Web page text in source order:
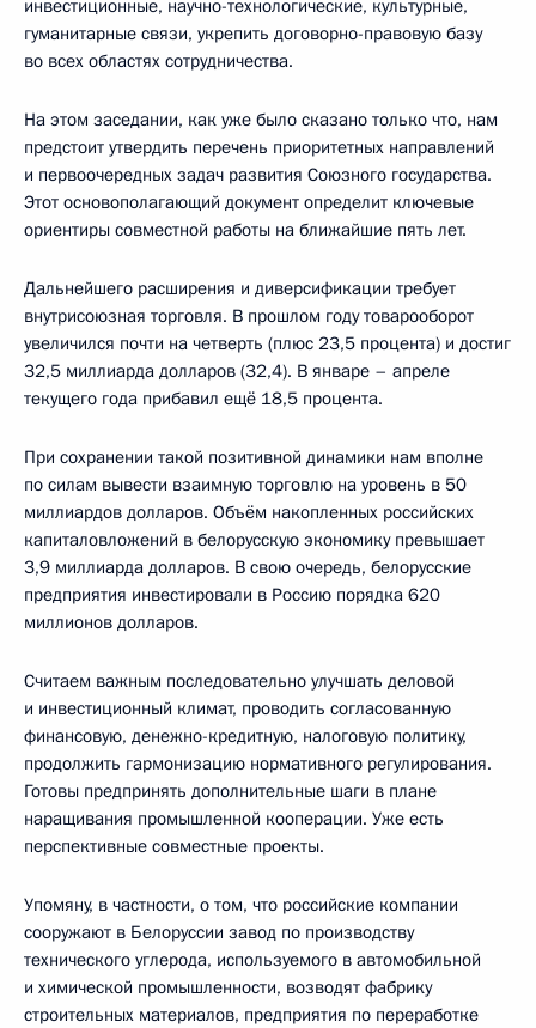
инвестиционные, научно-технологические, культурные,
гуманитарные связи, укрепить договорно-правовую базу
во всех областях сотрудничества.
На этом заседании, как уже было сказано только что, нам
предстоит утвердить перечень приоритетных направлений
и первоочередных задач развития Союзного государства.
Этот основополагающий документ определит ключевые
ориентиры совместной работы на ближайшие пять лет.
Дальнейшего расширения и диверсификации требует
внутрисоюзная торговля. В прошлом году товарооборот
увеличился почти на четверть (плюс 23,5 процента) и достиг
32,5 миллиарда долларов (32,4). В январе – апреле
текущего года прибавил ещё 18,5 процента.
При сохранении такой позитивной динамики нам вполне
по силам вывести взаимную торговлю на уровень в 50
миллиардов долларов. Объём накопленных российских
капиталовложений в белорусскую экономику превышает
3,9 миллиарда долларов. В свою очередь, белорусские
предприятия инвестировали в Россию порядка 620
миллионов долларов.
Считаем важным последовательно улучшать деловой
и инвестиционный климат, проводить согласованную
финансовую, денежно-кредитную, налоговую политику,
продолжить гармонизацию нормативного регулирования.
Готовы предпринять дополнительные шаги в плане
наращивания промышленной кооперации. Уже есть
перспективные совместные проекты.
Упомяну, в частности, о том, что российские компании
сооружают в Белоруссии завод по производству
технического углерода, используемого в автомобильной
и химической промышленности, возводят фабрику
строительных материалов, предприятия по переработке